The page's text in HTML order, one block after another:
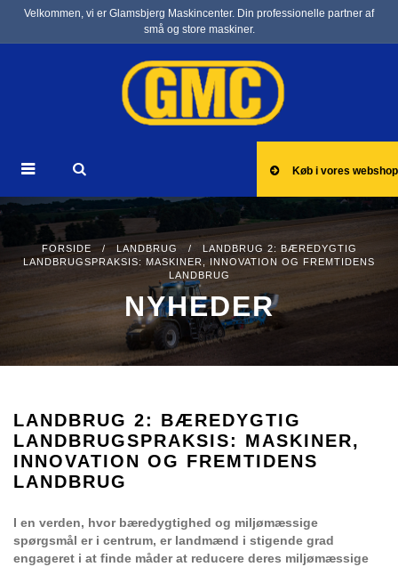
Velkommen, vi er Glamsbjerg Maskincenter. Din professionelle partner af
små og store maskiner.
Køb i vores webshop
FORSIDE / LANDBRUG
/ LANDBRUG 2: BÆREDYGTIG
LANDBRUGSPRAKSIS: MASKINER, INNOVATION OG FREMTIDENS
LANDBRUG
NYHEDER
LANDBRUG 2: BÆREDYGTIG
LANDBRUGSPRAKSIS: MASKINER,
INNOVATION OG FREMTIDENS
LANDBRUG
I en verden, hvor bæredygtighed og miljømæssige
spørgsmål er i centrum, er landmænd i stigende grad
engageret i at finde måder at reducere deres miljømæssige